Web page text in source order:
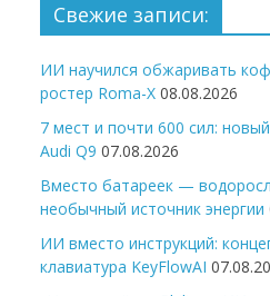
Свежие записи:
ИИ научился обжаривать
ростер Roma-X 08.08.2026
7 мест и почти 600 сил:
Audi Q9 07.08.2026
Вместо батареек —
необычный источник энергии
ИИ вместо инструкций:
клавиатура KeyFlowAI